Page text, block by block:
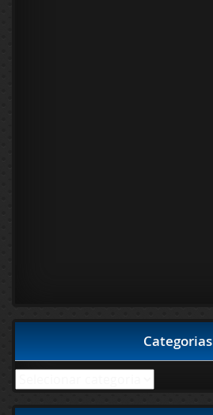
Categorias